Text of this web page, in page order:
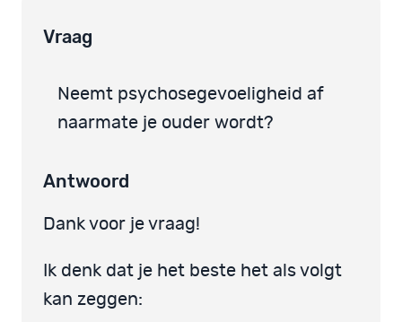
Vraag
Neemt psychosegevoeligheid af
naarmate je ouder wordt?
Antwoord
Dank voor je vraag!
Ik denk dat je het beste het als volgt
kan zeggen: